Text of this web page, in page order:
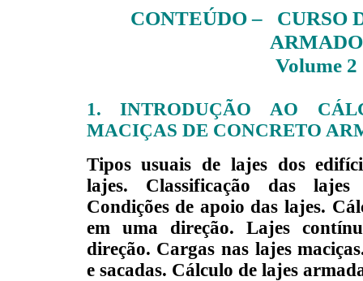
CONTEÚDO –
CURSO
ARMADO
Volume 2
1. INTRODUÇÃO AO
MACIÇAS DE CONCRETO
Tipos usuais de lajes dos
lajes. Classificação das
Condições de apoio das lajes.
em uma direção. Lajes
direção. Cargas nas lajes
e sacadas. Cálculo de lajes